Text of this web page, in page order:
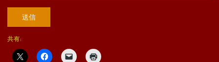
共有: